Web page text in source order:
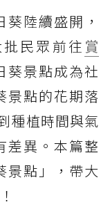
陸續盛開，
民眾前往 賞
葵景點成為社
景點的花期落
種植時間與氣
差異。本篇整
景點」，帶大